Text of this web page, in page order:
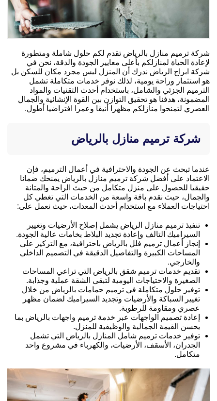
شركة ترميم منازل بالرياض تقدم لكم حلول شاملة ومتطورة
لإعادة الحياة لمنازلكم بأعلى معايير الجودة والدقة، نحن في
شركة ابراج الرياض ندرك أن المنزل ليس مجرد مكان للسكن بل
هو استثمار وراحة يومية، لذلك نوفر خدمات متكاملة تشمل
الترميم الجزئي والشامل، باستخدام أحدث التقنيات والمواد
المضمونة، هدفنا هو تحقيق التوازن بين القوة الإنشائية والجمال
العصري لتمنحوا منازلكم مظهرا أنيقا وعمرا افتراضيا أطول.
شركة ترميم منازل بالرياض
عندما تبحث عن الجودة والاحترافية في أعمال الترميم، فإن
الاعتماد على أفضل شركة ترميم منازل بالرياض يمنحك ضمانا
حقيقيا للحصول على منزل متكامل من حيث الراحة والمتانة
والجمال، حيث نقدم باقة واسعة من الخدمات التي تغطي كل
احتياجات العملاء مع استخدام أحدث المعدات، حيث نعمل على:
تنفيذ ترميم منازل الرياض يشمل إصلاح الأرضيات وتغيير
السيراميك التالف وإعادة تجديد البلاط بخامات عالية الجودة.
إنجاز أعمال ترميم فلل بالرياض باحترافية، مع التركيز على
المساحات الكبيرة والتفاصيل الدقيقة في التصميم الداخلي
والخارجي.
تقديم خدمات ترميم شقق بالرياض التي تراعي المساحات
الصغيرة والاحتياجات اليومية لتبقى الشقة عملية وجذابة.
توفير حلول متكاملة في ترميم حمامات بالرياض من خلال
تغيير السباكة والأرضيات وتجديد السيراميك لضمان مظهر
عصري ومقاومة للرطوبة.
إعادة تصميم الواجهات عبر خدمة ترميم واجهات بالرياض بما
يحسن القيمة الجمالية والوظيفية للمنزل.
توفير خدمات ترميم شامل المنازل بالرياض التي تشمل
الجدران، الأسقف، الأرضيات، والكهرباء في مشروع واحد
متكامل.